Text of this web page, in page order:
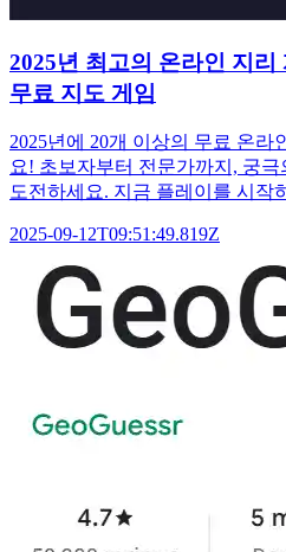
2025년 최고의 온라인 지리
무료 지도 게임
2025년에 20개 이상의 무료 온라
요! 초보자부터 전문가까지, 궁극
도전하세요. 지금 플레이를 시작
2025-09-12T09:51:49.819Z